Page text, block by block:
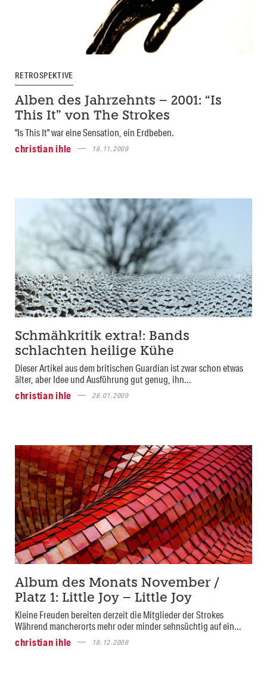
RETROSPEKTIVE
Alben des Jahrzehnts – 2001: “Is
This It” von The Strokes
"Is This It" war eine Sensation, ein Erdbeben.
christian ihle
18.11.2009
Schmähkritik extra!: Bands
schlachten heilige Kühe
Dieser Artikel aus dem britischen Guardian ist zwar schon etwas
älter, aber Idee und Ausführung gut genug, ihn...
christian ihle
28.01.2009
Album des Monats November /
Platz 1: Little Joy – Little Joy
Kleine Freuden bereiten derzeit die Mitglieder der Strokes
Während mancherorts mehr oder minder sehnsüchtig auf ein...
christian ihle
18.12.2008